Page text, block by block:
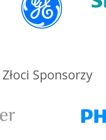
Złoci Sponsorzy